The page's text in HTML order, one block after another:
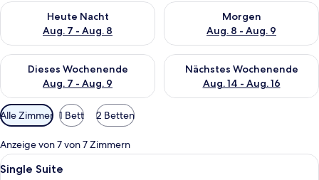
Heute Nacht
Aug. 7 - Aug. 8
Überprüfe die Verfügbarkeit für heute Nacht, Aug. 7 - Aug. 8.
Morgen
Aug. 8 - Aug. 9
Überprüfe die Verfügbarkeit
Dieses Wochenende
Aug. 7 - Aug. 9
Überprüfe die Verfügbarkeit für dieses Wochenende, Aug. 7
Nächstes Wochenende
Aug. 14 - Aug. 16
Überprüfe die Verfügbarkeit
Verfügbare
Filter
für
Zimmer
Alle Zimmer 1 Bett 2 Betten
Anzeige von 7 von 7 Zimmern
Alle
Ein Schlafzimmer mit einem Bett,
8
Single Suite